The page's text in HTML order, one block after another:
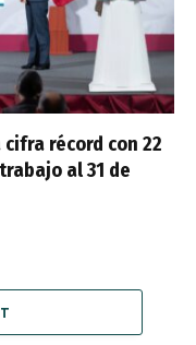
récord con 22
al 31 de